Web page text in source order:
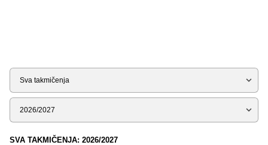
Tip
Sezona
SVA TAKMIČENJA: 2026/2027